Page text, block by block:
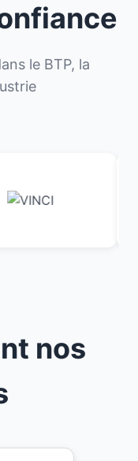
le BTP, la
nos